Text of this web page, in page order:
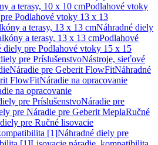
a terasy, 10 x 10 cmPodlahové vtoky
Podlahové vtoky 13 x 13
a terasy, 13 x 13 cmNáhradné diely
a terasy, 13 x 13 cmPodlahové
diely pre Podlahové vtoky 15 x 15
pre PríslušenstvoNástroje, sieťové
Náradie pre Geberit FlowFitNáhradné
FlowFitNáradie na opracovanie
na opracovanie
pre PríslušenstvoNáradie pre
pre Náradie pre Geberit MeplaRučné
pre Ručné lisovacie
[1]Náhradné diely pre